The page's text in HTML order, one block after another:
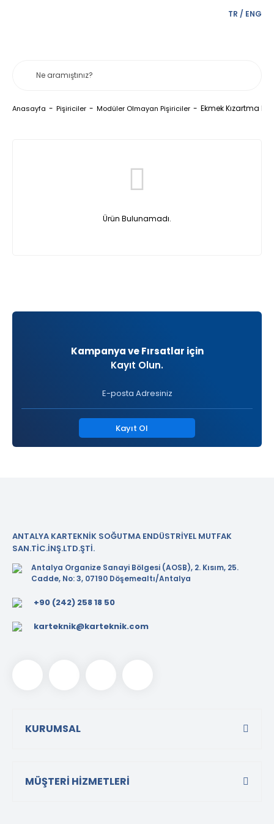
TR / ENG
Anasayfa Pişiriciler Modüler Olmayan Pişiriciler Ekmek Kızartma
Ürün Bulunamadı.
Kampanya ve Fırsatlar için
Kayıt Olun.
Kayıt Ol
ANTALYA KARTEKNİK SOĞUTMA ENDÜSTRİYEL MUTFAK
SAN.TİC.İNŞ.LTD.ŞTİ.
Antalya Organize Sanayi Bölgesi (AOSB), 2. Kısım, 25.
Cadde, No: 3, 07190 Döşemealtı/Antalya
+90 (242) 258 18 50
karteknik@karteknik.com
KURUMSAL
MÜŞTERİ HİZMETLERİ